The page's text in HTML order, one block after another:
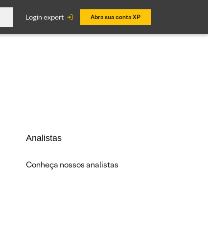
login expert Abra sua conta XP
Analistas
Conheça nossos analistas